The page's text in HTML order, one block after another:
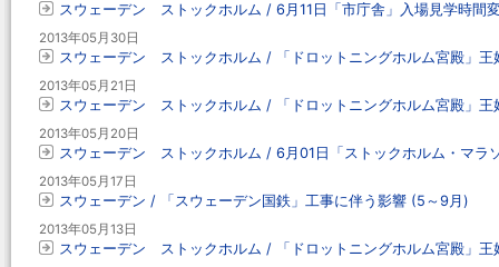
スウェーデン ストックホルム / 6月11日「市庁舎」入場見学時間
2013年05月30日
スウェーデン ストックホルム / 「ドロットニングホルム宮殿」
2013年05月21日
スウェーデン ストックホルム / 「ドロットニングホルム宮殿」
2013年05月20日
スウェーデン ストックホルム / 6月01日「ストックホルム・マラ
2013年05月17日
スウェーデン / 「スウェーデン国鉄」工事に伴う影響 (5～9月)
2013年05月13日
スウェーデン ストックホルム / 「ドロットニングホルム宮殿」